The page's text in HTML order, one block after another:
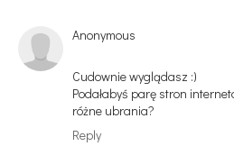
Anonymous
Cudownie wyglądasz :)
Podałabyś parę stron
różne ubrania?
Reply